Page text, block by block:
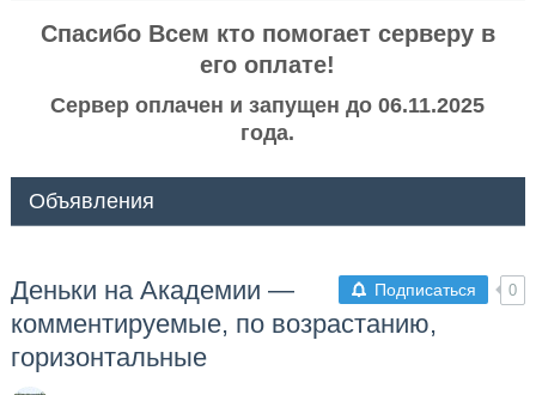
Спасибо Всем кто помогает серверу в
его оплате!
Сервер оплачен и запущен до 06.11.2025
года.
Объявления
Подписаться 0
Деньки на Академии —
комментируемые, по возрастанию,
горизонтальные